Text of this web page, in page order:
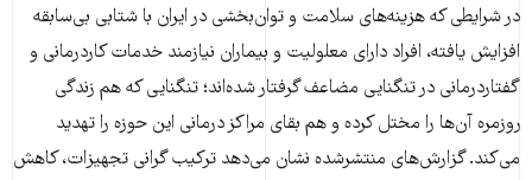
در شرایطی که هزینه‌های سلامت و توان‌بخشی در ایران با شتابی بی‌سابقه
افزایش یافته، افراد دارای معلولیت و بیماران نیازمند خدمات کاردرمانی و
گفتاردرمانی در تنگنایی مضاعف گرفتار شده‌اند؛ تنگنایی که هم زندگی
روزمره آن‌ها را مختل کرده و هم بقای مراکز درمانی این حوزه را تهدید
می‌کند. گزارش‌های منتشرشده نشان می‌دهد ترکیب گرانی تجهیزات، کاهش